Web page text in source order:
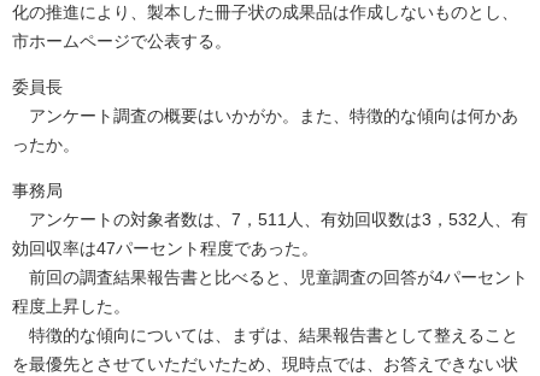
化の推進により、製本した冊子状の成果品は作成しないものとし、
市ホームページで公表する。
委員長
アンケート調査の概要はいかがか。また、特徴的な傾向は何かあ
ったか。
事務局
アンケートの対象者数は、7，511人、有効回収数は3，532人、有
効回収率は47パーセント程度であった。
前回の調査結果報告書と比べると、児童調査の回答が4パーセント
程度上昇した。
特徴的な傾向については、まずは、結果報告書として整えること
を最優先とさせていただいたため、現時点では、お答えできない状